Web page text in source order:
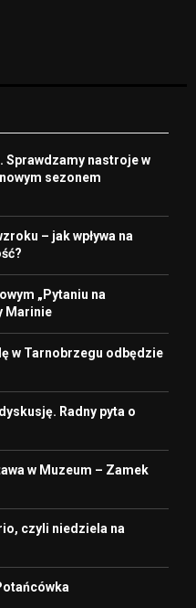
Sprawdzamy nastroje w
sezonem
– jak wpływa na
„Pytaniu na
Marinie
w Tarnobrzegu odbędzie
Radny pyta o
w Muzeum – Zamek
czyli niedziela na